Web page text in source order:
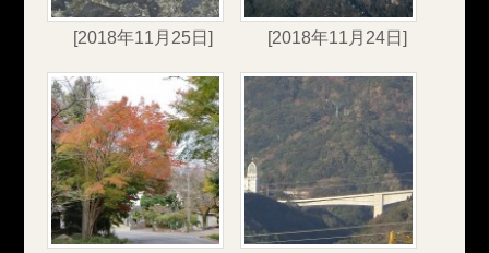
[2018年11月25日] [2018年11月24日]